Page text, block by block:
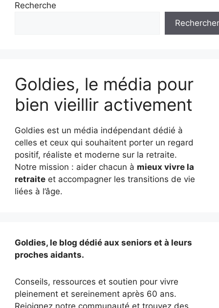
Recherche
Rechercher
Goldies, le média pour
bien vieillir activement
Goldies est un média indépendant dédié à
celles et ceux qui souhaitent porter un regard
positif, réaliste et moderne sur la retraite.
Notre mission : aider chacun à mieux vivre la
retraite et accompagner les transitions de vie
liées à l’âge.
Goldies, le blog dédié aux seniors et à leurs
proches aidants.
Conseils, ressources et soutien pour vivre
pleinement et sereinement après 60 ans.